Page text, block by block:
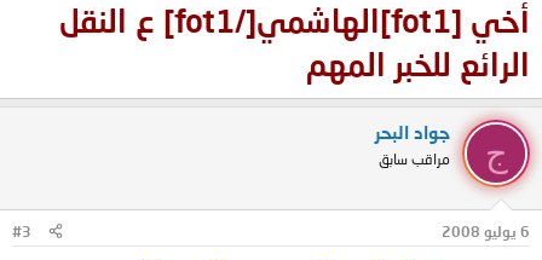
أخي [fot1]الهاشمي[/fot1] ع النقل
الرائع للخبر المهم
ج
جواد البحر
مراقب سابق
6 يوليو 2008 #3